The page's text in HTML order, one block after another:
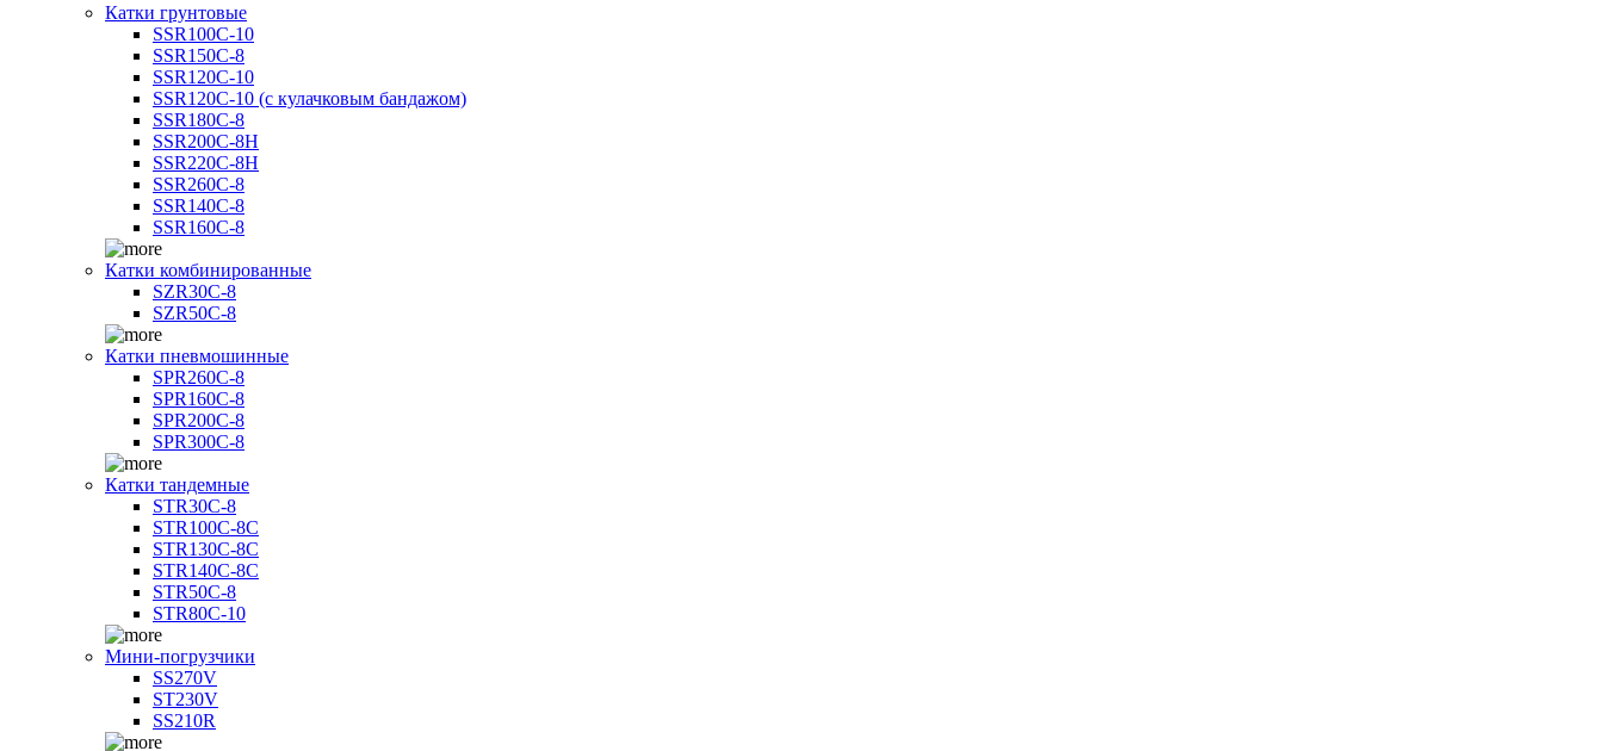
Катки грунтовые
SSR100C-10
SSR150C-8
SSR120C-10
SSR120C-10 (с кулачковым бандажом)
SSR180C-8
SSR200C-8H
SSR220C-8H
SSR260C-8
SSR140C-8
SSR160C-8
Катки комбинированные
SZR30C-8
SZR50C-8
Катки пневмошинные
SPR260C-8
SPR160C-8
SPR200C-8
SPR300C-8
Катки тандемные
STR30C-8
STR100C-8С
STR130C-8С
STR140C-8С
STR50C-8
STR80C-10
Мини-погрузчики
SS270V
ST230V
SS210R